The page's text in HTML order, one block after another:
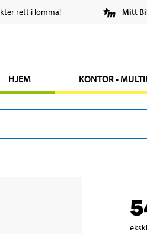
rett i lomma! Mitt
HJEM KONTOR -